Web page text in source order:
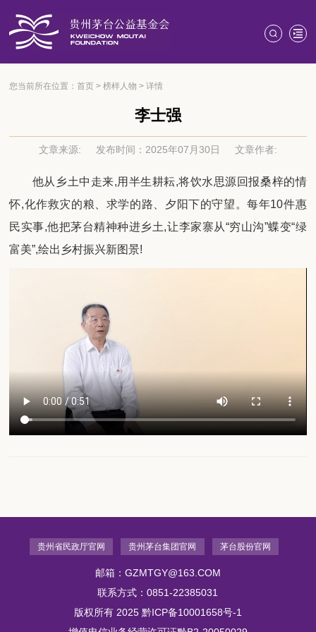
您当前所在位置：首页 >榜样人物 >详情
李士强
文章来源: 发布时间：2025年07月30日 文章作者:
他从乡土中走来,用半生耕耘,将饮水思源回报桑梓的情
怀,化作救灾的粮、求学的路、夕阳下的守望。每年10件惠
民实事,他把茅台精神种进乡土,让李家寨从“穷山沟”蝶变“绿
富美”,绘出 乡村振兴新图景!
贵州省民政厅官网 贵州茅台集团官网 茅台股份官网
邮箱：GZMTGY@163.COM
联系方式：0851-22385031
版权所有 2025 黔ICP备10001658号-1